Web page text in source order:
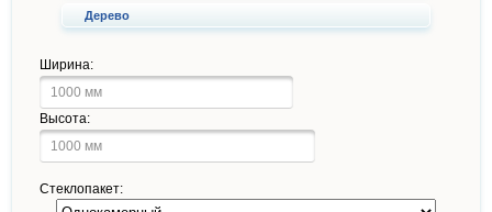
Дерево
Ширина:
Высота:
Стеклопакет: